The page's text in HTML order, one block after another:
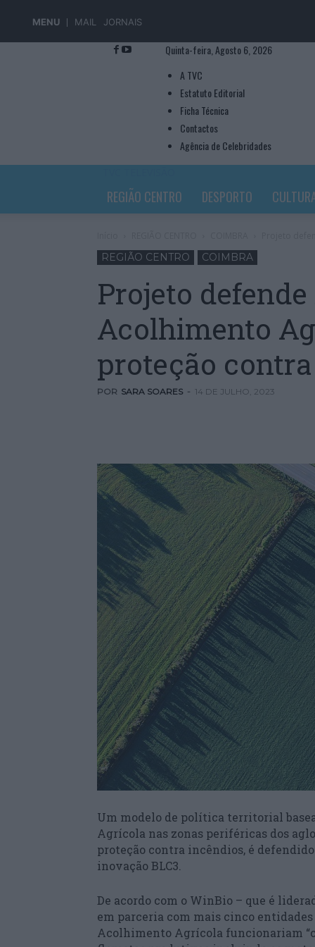
MENU MAIL JORNAIS
Quinta-feira, Agosto 6, 2026
A TVC
Estatuto Editorial
Ficha Técnica
Contactos
Agência de Celebridades
REGIÃO CENTRO DESPORTO
REGIÃO CENTRO COIMBRA
Projeto
Acolhimento
proteção
POR SARA SOARES - 14 DE JULHO, 2023
Um modelo de política territorial
Agrícola nas zonas periféricas dos
proteção contra incêndios, é
inovação BLC3.
De acordo com o WinBio – que é
em parceria com mais cinco
Acolhimento Agrícola funcionariam